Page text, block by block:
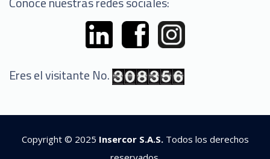
Eres el visitante No.
Copyright © 2025 Insercor S.A.S.Todos los derechos